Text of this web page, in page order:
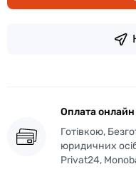
Оплата онлайн
Готівкою,
юридичних
Privat24,